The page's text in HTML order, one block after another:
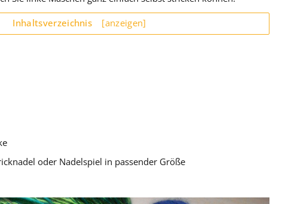
Inhaltsverzeichnis [anzeigen]
oder Nadelspiel in passender Größe